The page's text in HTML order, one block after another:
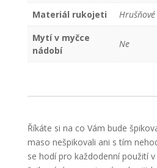
množství
Materiál rukojeti
Mytí v myčce
nádobí
Ne
Říkáte si na co Vám bude
maso nešpikovali ani s tím
se hodí pro každodenní použití